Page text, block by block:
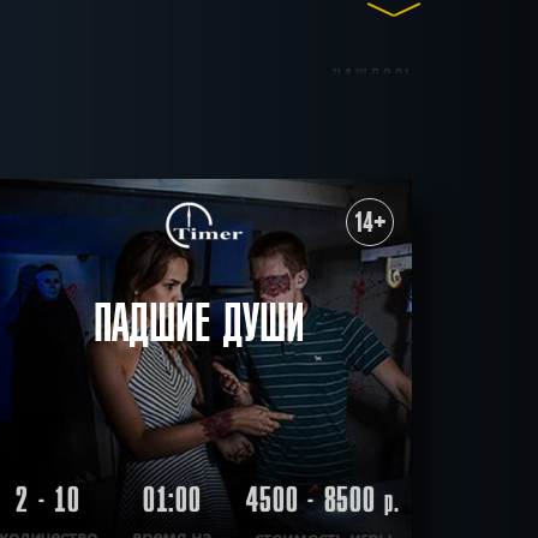
НАШЛОСЬ
Для взрослых
Ограбление
СБРОСИТЬ ФИЛЬТР ВСЕ КВЕСТЫ
14+
ПАДШИЕ ДУШИ
2 - 10 01:00 4500 - 8500р.